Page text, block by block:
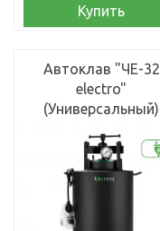
Купить
Автоклав "ЧЕ-32
electro"
(Универсальный)